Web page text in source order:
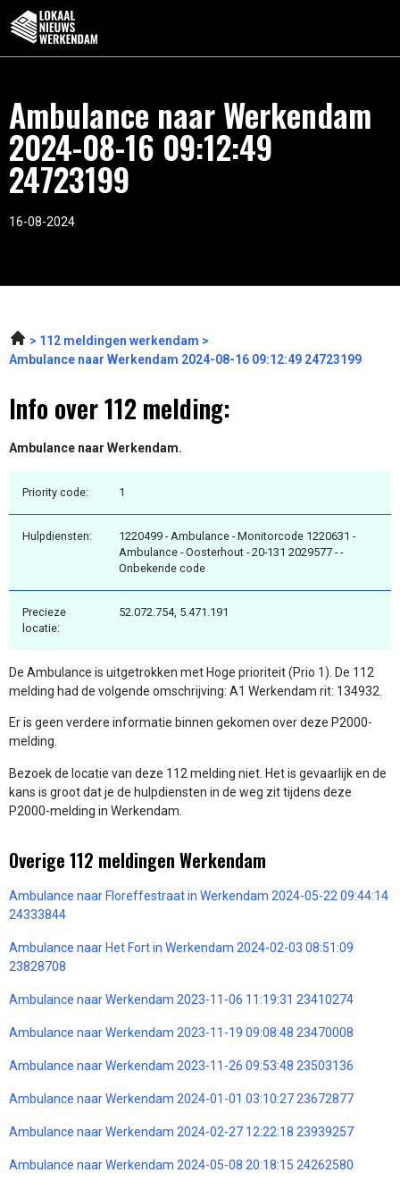
Ambulance naar Werkendam
2024-08-16 09:12:49
24723199
16-08-2024
112 meldingen werkendam
Ambulance naar Werkendam 2024-08-16 09:12:49 24723199
Info over 112 melding:
Ambulance naar Werkendam.
Priority code: 1
Hulpdiensten:
1220499 - Ambulance - Monitorcode 1220631 -
Ambulance - Oosterhout - 20-131 2029577 - -
Onbekende code
Precieze
locatie:
52.072.754, 5.471.191
De Ambulance is uitgetrokken met Hoge prioriteit (Prio 1). De 112
melding had de volgende omschrijving: A1 Werkendam rit: 134932.
Er is geen verdere informatie binnen gekomen over deze P2000-
melding.
Bezoek de locatie van deze 112 melding niet. Het is gevaarlijk en de
kans is groot dat je de hulpdiensten in de weg zit tijdens deze
P2000-melding in Werkendam.
Overige 112 meldingen Werkendam
Ambulance naar Floreffestraat in Werkendam 2024-05-22 09:44:14
24333844
Ambulance naar Het Fort in Werkendam 2024-02-03 08:51:09
23828708
Ambulance naar Werkendam 2023-11-06 11:19:31 23410274
Ambulance naar Werkendam 2023-11-19 09:08:48 23470008
Ambulance naar Werkendam 2023-11-26 09:53:48 23503136
Ambulance naar Werkendam 2024-01-01 03:10:27 23672877
Ambulance naar Werkendam 2024-02-27 12:22:18 23939257
Ambulance naar Werkendam 2024-05-08 20:18:15 24262580